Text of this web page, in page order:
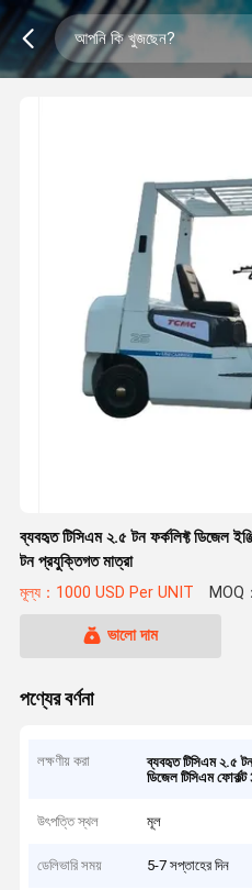
ব্যবহৃত টিসিএম ২.৫ টন ফর্কলিফ্ট ডিজেল
টন প্রযুক্তিগত মাত্রা
মূল্য：1000 USD Per UNIT MOQ
ভালো দাম
পণ্যের বর্ণনা
লক্ষণীয় করা ব্যবহৃত টিসিএম ২.৫ টন
ডিজেল টিসিএম
উৎপত্তি স্থল মূল
ডেলিভারি সময় 5-7 সপ্তাহের দিন